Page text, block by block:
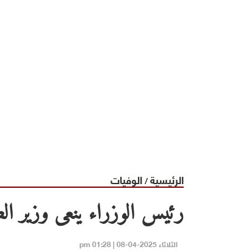
الرئيسية/الوفيات
رئيس الوزراء ينعى وزير
الثلاثاء 2025-04-08 | 01:28 pm